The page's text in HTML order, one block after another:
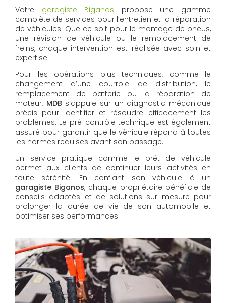
Votre garagiste Biganos propose une gamme
complète de services pour l’entretien et la réparation
de véhicules. Que ce soit pour le montage de pneus,
une révision de véhicule ou le remplacement de
freins, chaque intervention est réalisée avec soin et
expertise.
Pour les opérations plus techniques, comme le
changement d’une courroie de distribution, le
remplacement de batterie ou la réparation de
moteur, MDB s’appuie sur un diagnostic mécanique
précis pour identifier et résoudre efficacement les
problèmes. Le pré-contrôle technique est également
assuré pour garantir que le véhicule répond à toutes
les normes requises avant son passage.
Un service pratique comme le prêt de véhicule
permet aux clients de continuer leurs activités en
toute sérénité. En confiant son véhicule à un
garagiste Biganos, chaque propriétaire bénéficie de
conseils adaptés et de solutions sur mesure pour
prolonger la durée de vie de son automobile et
optimiser ses performances.